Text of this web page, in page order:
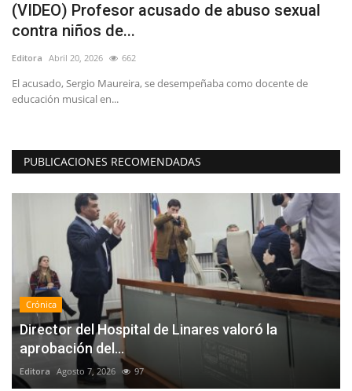
(VIDEO) Profesor acusado de abuso sexual
contra niños de...
Editora Abril 20, 2026 662
El acusado, Sergio Maureira, se desempeñaba como docente de
educación musical en...
PUBLICACIONES RECOMENDADAS
Crónica
Director del Hospital de Linares valoró la
aprobación del...
Editora Agosto 7, 2026 97